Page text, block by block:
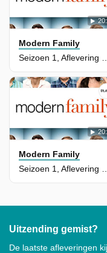
Modern Family
Seizoen 1,
Modern Family
Uitzending gemist?
De laatste afleveringen